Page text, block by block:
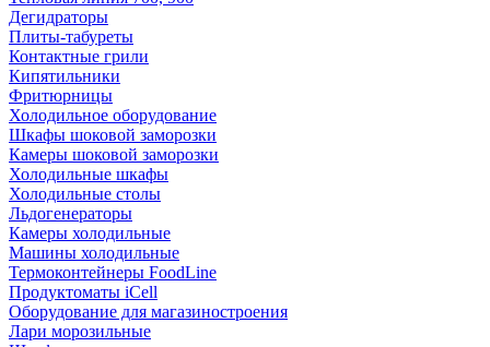
Дегидраторы
Плиты-табуреты
Контактные грили
Кипятильники
Фритюрницы
Холодильное оборудование
Шкафы шоковой заморозки
Камеры шоковой заморозки
Холодильные шкафы
Холодильные столы
Льдогенераторы
Камеры холодильные
Машины холодильные
Термоконтейнеры FoodLine
Продуктоматы iCell
Оборудование для магазиностроения
Лари морозильные